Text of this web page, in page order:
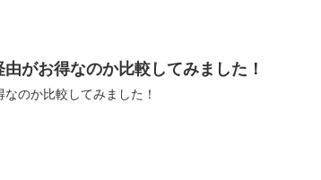
がお得なのか比較してみました！
のか比較してみました！